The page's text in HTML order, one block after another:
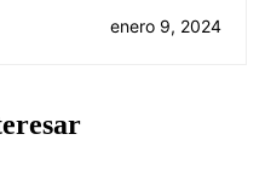
enero 9, 2024